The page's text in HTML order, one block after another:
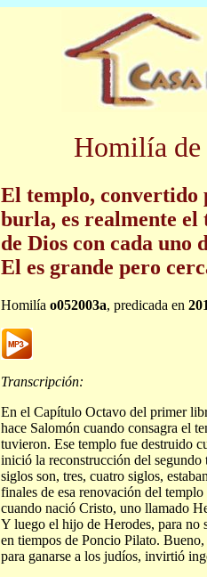
Homilía de
El templo, convertido
burla, es realmente
de Dios con cada uno
El es grande pero
Homilía o052003a, predicada en
Transcripción:
En el Capítulo Octavo del primer
hace Salomón cuando consagra el
tuvieron. Ese templo fue destruido
inició la reconstrucción del segundo
siglos son, tres, cuatro siglos,
finales de esa renovación del
cuando nació Cristo, uno llamado
Y luego el hijo de Herodes, para no
en tiempos de Poncio Pilato.
para ganarse a los judíos, invirtió